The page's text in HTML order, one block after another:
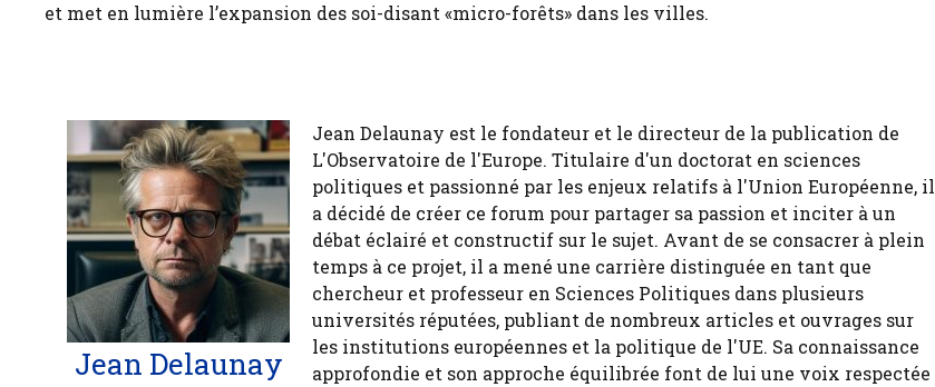
et met en lumière l’expansion des soi-disant «micro-forêts» dans les villes.
Jean Delaunay
Jean Delaunay est le fondateur et le directeur de la publication de
L'Observatoire de l'Europe. Titulaire d'un doctorat en sciences
politiques et passionné par les enjeux relatifs à l'Union Européenne, il
a décidé de créer ce forum pour partager sa passion et inciter à un
débat éclairé et constructif sur le sujet. Avant de se consacrer à plein
temps à ce projet, il a mené une carrière distinguée en tant que
chercheur et professeur en Sciences Politiques dans plusieurs
universités réputées, publiant de nombreux articles et ouvrages sur
les institutions européennes et la politique de l'UE. Sa connaissance
approfondie et son approche équilibrée font de lui une voix respectée